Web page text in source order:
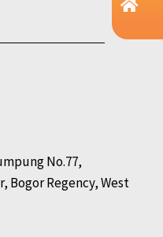
No.77,
Bogor Regency, West